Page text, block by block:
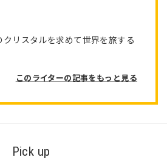
リスタルを求めて世界を旅する
このライターの記事をもっと見る
Pick up